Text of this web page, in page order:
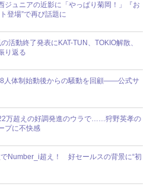
ジュニアの近影に「やっぱり菊岡！」『お
登場”で再び話題に
活動終了発表にKAT-TUN、TOKIO解散、
り返る
8人体制始動後からの騒動を回顧――公式サ
万超えの好調発進のウラで……狩野英孝の
プに不快感
でNumber_i超え！ 好セールスの背景に“初